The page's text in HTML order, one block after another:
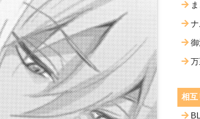
相互